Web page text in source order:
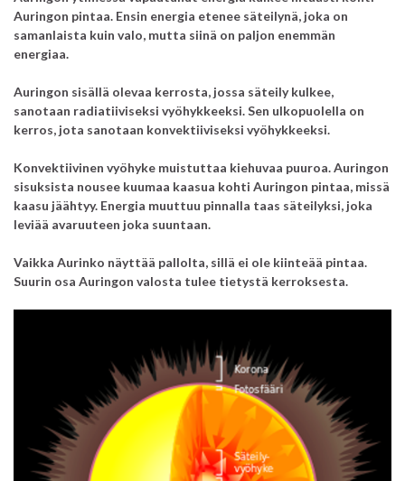
Auringon pintaa. Ensin energia etenee säteilynä, joka on
samanlaista kuin valo, mutta siinä on paljon enemmän
energiaa.
Auringon sisällä olevaa kerrosta, jossa säteily kulkee,
sanotaan radiatiiviseksi vyöhykkeeksi. Sen ulkopuolella on
kerros, jota sanotaan konvektiiviseksi vyöhykkeeksi.
Konvektiivinen vyöhyke muistuttaa kiehuvaa puuroa. Auringon
sisuksista nousee kuumaa kaasua kohti Auringon pintaa, missä
kaasu jäähtyy. Energia muuttuu pinnalla taas säteilyksi, joka
leviää avaruuteen joka suuntaan.
Vaikka Aurinko näyttää pallolta, sillä ei ole kiinteää pintaa.
Suurin osa Auringon valosta tulee tietystä kerroksesta.